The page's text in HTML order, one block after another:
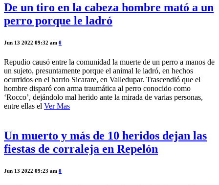
De un tiro en la cabeza hombre mató a un
perro porque le ladró
Jun 13 2022 09:32 am 0
Repudio causó entre la comunidad la muerte de un perro a manos de
un sujeto, presuntamente porque el animal le ladró, en hechos
ocurridos en el barrio Sicarare, en Valledupar. Trascendió que el
hombre disparó con arma traumática al perro conocido como
‘Rocco’, dejándolo mal herido ante la mirada de varias personas,
entre ellas el Ver Mas
Un muerto y más de 10 heridos dejan las
fiestas de corraleja en Repelón
Jun 13 2022 09:23 am 0